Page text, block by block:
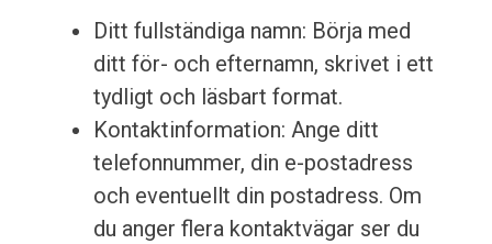
Ditt fullständiga namn: Börja med
ditt för- och efternamn, skrivet i ett
tydligt och läsbart format.
Kontaktinformation: Ange ditt
telefonnummer, din e-postadress
och eventuellt din postadress. Om
du anger flera kontaktvägar ser du